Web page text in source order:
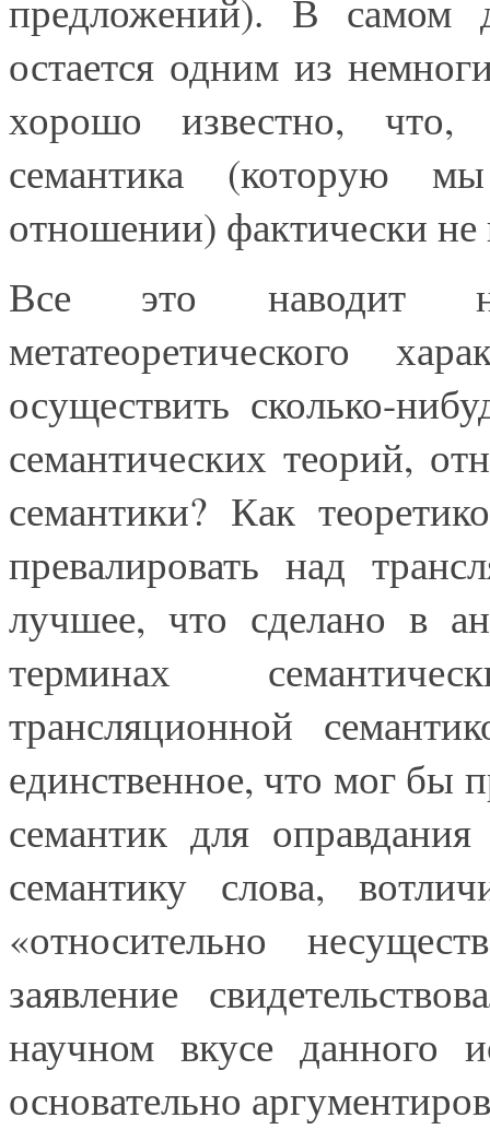
предложений). В самом
остается одним из
хорошо известно, что,
семантика (которую
отношении) фактически не
Все это наводит
метатеоретического
осуществить сколько-
семантических теорий,
семантики? Как
превалировать над
лучшее, что сделано в
терминах
трансляционной
единственное, что мог бы
семантик для
семантику слова,
«относительно
заявление
научном вкусе данного
основательно